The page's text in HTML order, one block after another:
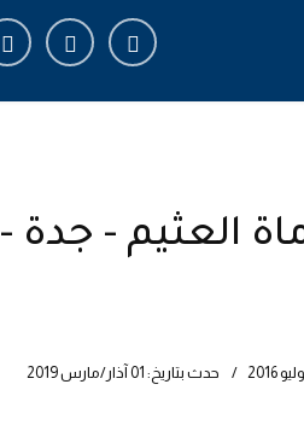
fab
fab
العثيم - جدة -
حدث بتاريخ: 01 آذار/مارس 2019